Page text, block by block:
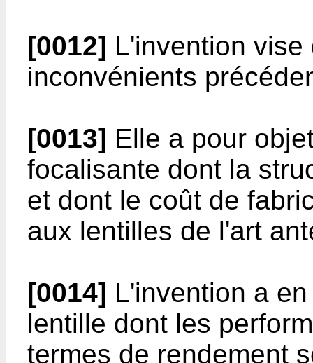
[0012] L'invention
inconvénients
[0013] Elle a pour
focalisante dont la
et dont le coût de
aux lentilles de l'art
[0014] L'invention a
lentille dont les
termes de rendement